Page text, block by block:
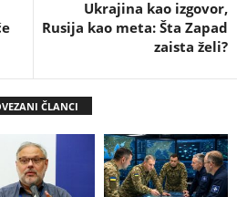
Ukrajina kao izgovor,
Rusija kao meta: Šta Zapad
zaista želi?
ČLANCI